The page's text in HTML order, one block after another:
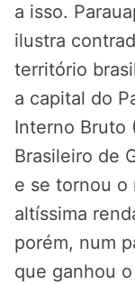
a isso.
ilustra
território
a capital do
Interno Bruto
Brasileiro de
e se tornou o
altíssima
porém, num
que ganhou